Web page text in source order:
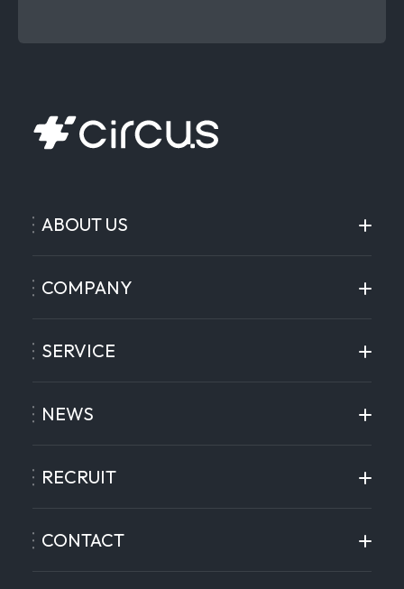
ABOUT US
COMPANY
SERVICE
NEWS
RECRUIT
CONTACT